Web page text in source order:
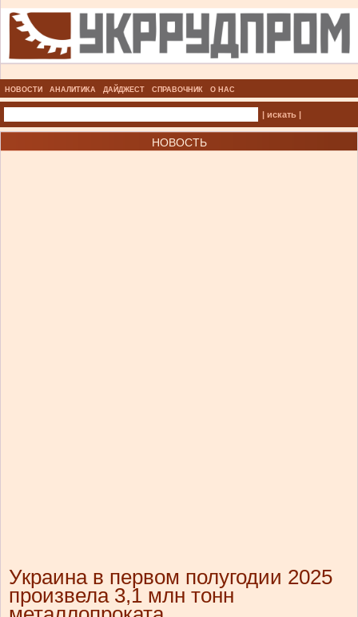
НОВОСТИ АНАЛИТИКА ДАЙДЖЕСТ СПРАВОЧНИК О НАС
| искать |
НОВОСТЬ
Украина в первом полугодии 2025
произвела 3,1 млн тонн